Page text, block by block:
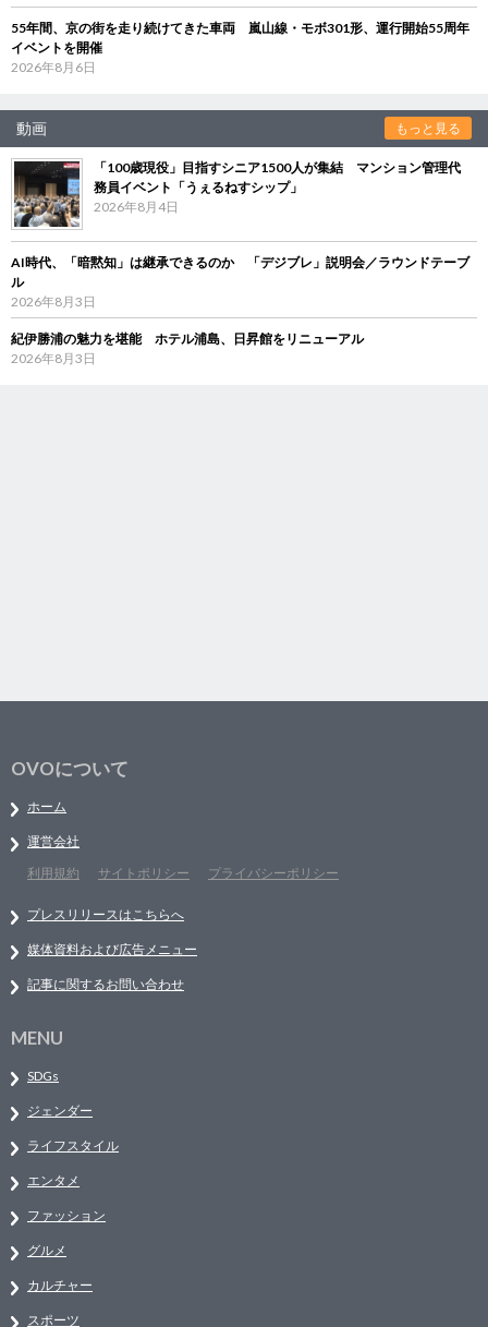
55年間、京の街を走り続けてきた車両 嵐山線・モボ301形、運行開始55周年
イベントを開催
2026年8月6日
動画 もっと見る
「100歳現役」目指すシニア1500人が集結 マンション管理代
務員イベント「うぇるねすシップ」
2026年8月4日
AI時代、「暗黙知」は継承できるのか 「デジブレ」説明会／ラウンドテーブ
ル
2026年8月3日
紀伊勝浦の魅力を堪能 ホテル浦島、日昇館をリニューアル
2026年8月3日
OVOについて
ホーム
運営会社
利用規約
サイトポリシー プライバシーポリシー
プレスリリースはこちらへ
媒体資料および広告メニュー
記事に関するお問い合わせ
MENU
SDGs
ジェンダー
ライフスタイル
エンタメ
ファッション
グルメ
カルチャー
スポーツ